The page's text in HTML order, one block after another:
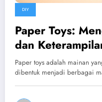
DIY
Paper Toys:
dan
Kertas
Paper toys adalah mainan
dibentuk menjadi berbagai